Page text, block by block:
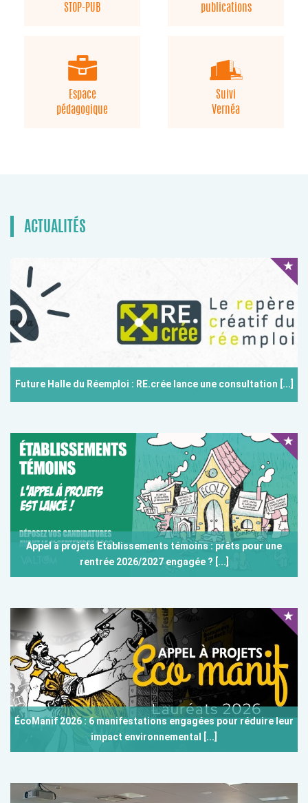
STOP-PUB
publications
Espace
pédagogique
Suivi
Vernéa
ACTUALITÉS
Future Halle du Réemploi : RE.crée lance une consultation [...]
Appel à projets Etablissements témoins : prêts pour une
rentrée 2026/2027 engagée ? [...]
ÉcoManif 2026 : 6 manifestations engagées pour réduire leur
impact environnemental [...]